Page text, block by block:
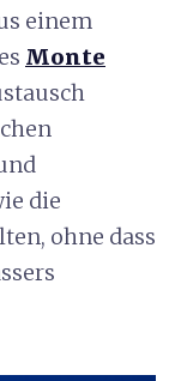
einem
Monte
die
ohne dass